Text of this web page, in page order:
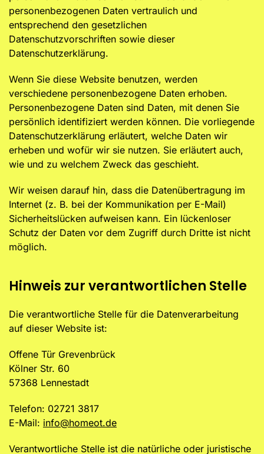
personenbezogenen Daten vertraulich und
entsprechend den gesetzlichen
Datenschutzvorschriften sowie dieser
Datenschutzerklärung.
Wenn Sie diese Website benutzen, werden
verschiedene personenbezogene Daten erhoben.
Personenbezogene Daten sind Daten, mit denen Sie
persönlich identifiziert werden können. Die vorliegende
Datenschutzerklärung erläutert, welche Daten wir
erheben und wofür wir sie nutzen. Sie erläutert auch,
wie und zu welchem Zweck das geschieht.
Wir weisen darauf hin, dass die Datenübertragung im
Internet (z. B. bei der Kommunikation per E-Mail)
Sicherheitslücken aufweisen kann. Ein lückenloser
Schutz der Daten vor dem Zugriff durch Dritte ist nicht
möglich.
Hinweis zur verantwortlichen Stelle
Die verantwortliche Stelle für die Datenverarbeitung
auf dieser Website ist:
Offene Tür Grevenbrück
Kölner Str. 60
57368 Lennestadt
Telefon: 02721 3817
E-Mail: info@homeot.de
Verantwortliche Stelle ist die natürliche oder juristische